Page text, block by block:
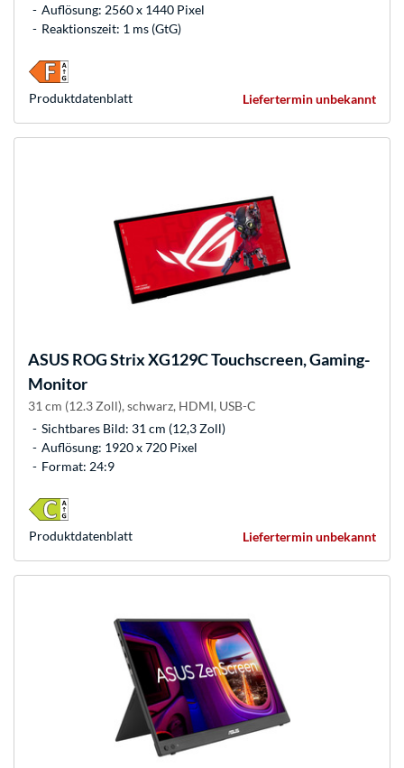
Auflösung: 2560 x 1440 Pixel
Reaktionszeit: 1 ms (GtG)
Liefertermin unbekannt
Produkt­datenblatt
ASUS ROG Strix XG129C Touchscreen, Gaming-
Monitor
31 cm (12.3 Zoll), schwarz, HDMI, USB-C
Sichtbares Bild: 31 cm (12,3 Zoll)
Auflösung: 1920 x 720 Pixel
Format: 24:9
Liefertermin unbekannt
Produkt­datenblatt